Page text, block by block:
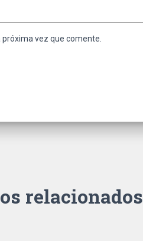
vez que comente.
relacionados